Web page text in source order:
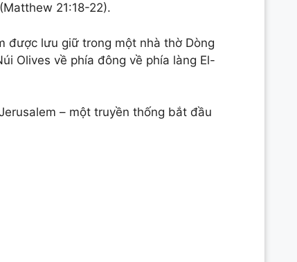
21:18-22).
được lưu giữ trong một nhà thờ Dòng
Olives về phía đông về phía làng El-
– một truyền thống bắt đầu